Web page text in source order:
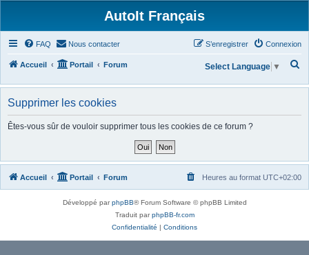
AutoIt Français
FAQ Nous contacter Connexion
S’enregistrer
Accueil Portail Forum
h
c
h
Select Language ▼
Supprimer les cookies
Êtes-vous sûr de vouloir supprimer tous les cookies de ce forum ?
Accueil Portail Forum Heures au format UTC+02:00
Développé parphpBB® Forum Software © phpBB Limited
Traduit parphpBB-fr.com
Confidentialité | Conditions